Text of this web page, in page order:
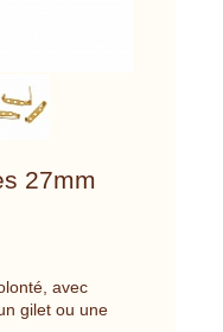
27mm
avec
gilet ou une